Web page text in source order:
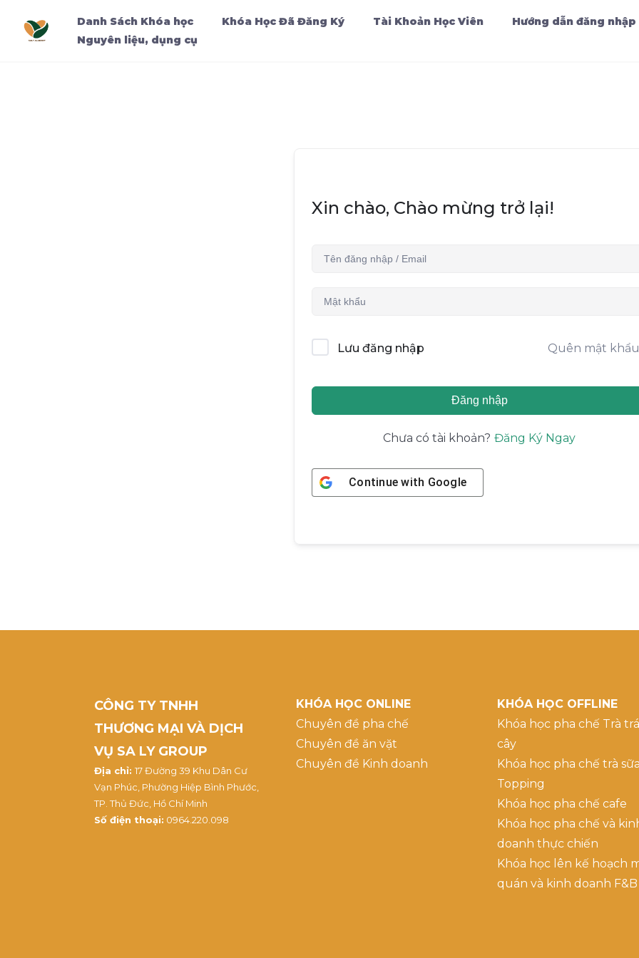
Danh Sách Khóa học Khóa Học Đã Đăng Ký Tài Khoản Học Viên
Hướng dẫn đăng nhập
Nguyên liệu, dụng cụ
Xin chào, Chào mừng trở lại!
Lưu đăng nhập Quên mật
Đăng nhập
Chưa có tài khoản? Đăng Ký Ngay
Continue with Google
CÔNG TY TNHH
THƯƠNG MẠI VÀ DỊCH
VỤ SA LY GROUP
Địa chỉ: 17 Đường 39 Khu Dân Cư
Vạn Phúc, Phường Hiệp Bình Phước,
TP. Thủ Đức, Hồ Chí Minh
Số điện thoại: 0964.220.098
KHÓA HỌC ONLINE
Chuyên đề pha chế
Chuyên đề ăn vặt
Chuyên đề Kinh doanh
KHÓA HỌC OFFLINE
Khóa học pha chế Trà
cây
Khóa học pha chế trà
Topping
Khóa học pha chế cafe
Khóa học pha chế và
doanh thực chiến
Khóa học lên kế hoạch
quán và kinh doanh F&B